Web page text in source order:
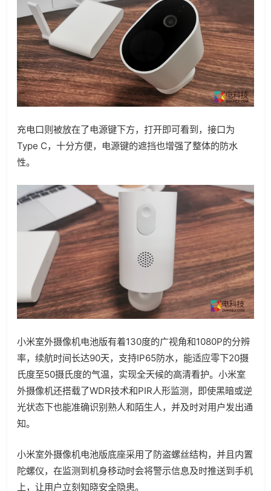
充电口则被放在了电源键下方，打开即可看到，接口为
Type C，十分方便，电源键的遮挡也增强了整体的防水
性。
小米室外摄像机电池版有着130度的广视角和1080P的分辨
率，续航时间长达90天，支持IP65防水，能适应零下20摄
氏度至50摄氏度的气温，实现全天候的高清看护。小米室
外摄像机还搭载了WDR技术和PIR人形监测，即使黑暗或逆
光状态下也能准确识别熟人和陌生人，并及时对用户发出通
知。
小米室外摄像机电池版底座采用了防盗螺丝结构，并且内置
陀螺仪，在监测到机身移动时会将警示信息及时推送到手机
上，让用户立刻知晓安全隐患。